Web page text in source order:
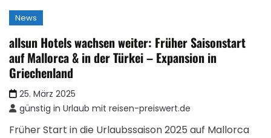
News
allsun Hotels wachsen weiter: Früher Saisonstart
auf Mallorca & in der Türkei – Expansion in
Griechenland
25. März 2025
günstig in Urlaub mit reisen-preiswert.de
Früher Start in die Urlaubssaison 2025 auf Mallorca